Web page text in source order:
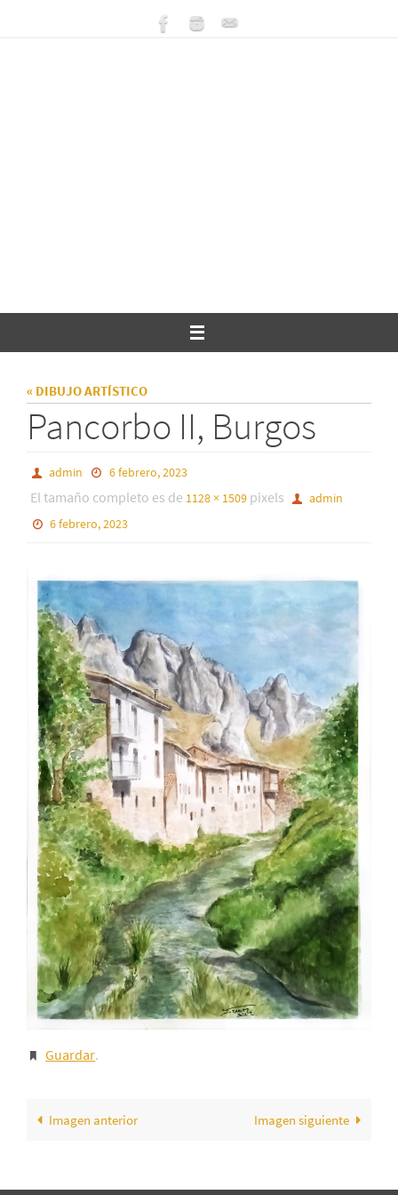
« DIBUJO ARTÍSTICO
Pancorbo II, Burgos
admin 6 febrero, 2023
El tamaño completo es de 1128 × 1509 pixels
admin
6 febrero, 2023
Guardar.
Imagen anterior Imagen siguiente